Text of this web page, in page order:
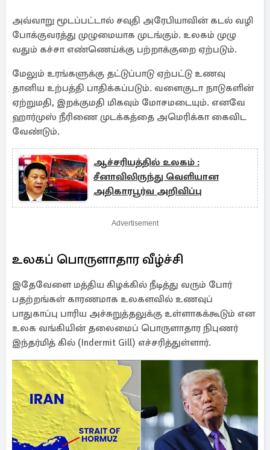
அவ்வாறு மூடப்​பட்​டால் சவுதி அரேபி​யா​வின் கடல் வழி
போக்​கு​வரத்து முழு​மை​யாக முடங்​கும். உலகம் முழு​
வதும் கச்சா எண்​ணெய்க்கு பற்​றாக்​குறை ஏற்​படும்.
மேலும் உரங்​களுக்கு தட்​டுப்​பாடு ஏற்​பட்டு உணவு
தானிய உற்​பத்தி பாதிக்​கப்​படும். வளை​குடா நாடு​களின்
ஏற்​றும​தி, இறக்​குமதி மிக​வும் மோசமடை​யும். எனவே
ஹார்​முஸ் நீரிணை முடக்​கத்தை அமெரிக்கா கைவிட
வேண்​டும்.
ஆச்சரியத்தில் உலகம் :
சீனாவிலிருந்து வெளியான
அதிகாரபூர்வ அறிவிப்பு
Advertisement
உலகப் பொருளாதார வீழ்ச்சி
இதேவேளை மத்திய கிழக்கில் நீடித்து வரும் போர்
பதற்றங்கள் காரணமாக உலகளவில் உணவுப்
பாதுகாப்பு பாரிய அச்சுறுத்தலுக்கு உள்ளாகக்கூடும் என
உலக வங்கியின் தலைமைப் பொருளாதார நிபுணர்
இந்தர்மித் கில் (Indermit Gill) எச்சரித்துள்ளார்.